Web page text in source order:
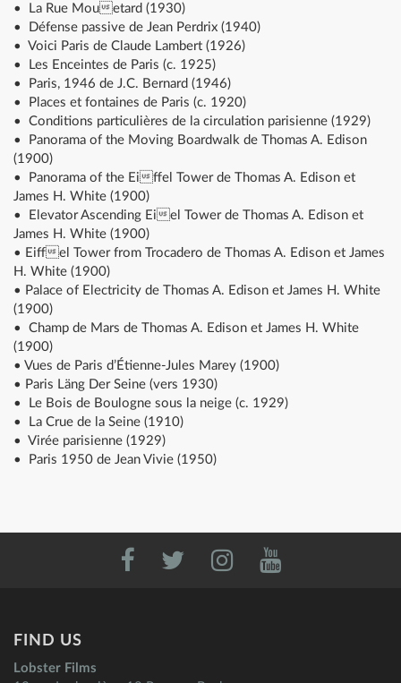
• La Rue Mouetard (1930)
• Défense passive de Jean Perdrix (1940)
• Voici Paris de Claude Lambert (1926)
• Les Enceintes de Paris (c. 1925)
• Paris, 1946 de J.C. Bernard (1946)
• Places et fontaines de Paris (c. 1920)
• Conditions particulières de la circulation parisienne (1929)
• Panorama of the Moving Boardwalk de Thomas A. Edison
(1900)
• Panorama of the Eiffel Tower de Thomas A. Edison et
James H. White (1900)
• Elevator Ascending Eiel Tower de Thomas A. Edison et
James H. White (1900)
• Eiffel Tower from Trocadero de Thomas A. Edison et James
H. White (1900)
• Palace of Electricity de Thomas A. Edison et James H. White
(1900)
• Champ de Mars de Thomas A. Edison et James H. White
(1900)
• Vues de Paris d’Étienne-Jules Marey (1900)
• Paris Läng Der Seine (vers 1930)
• Le Bois de Boulogne sous la neige (c. 1929)
• La Crue de la Seine (1910)
• Virée parisienne (1929)
• Paris 1950 de Jean Vivie (1950)
FIND US
Lobster Films